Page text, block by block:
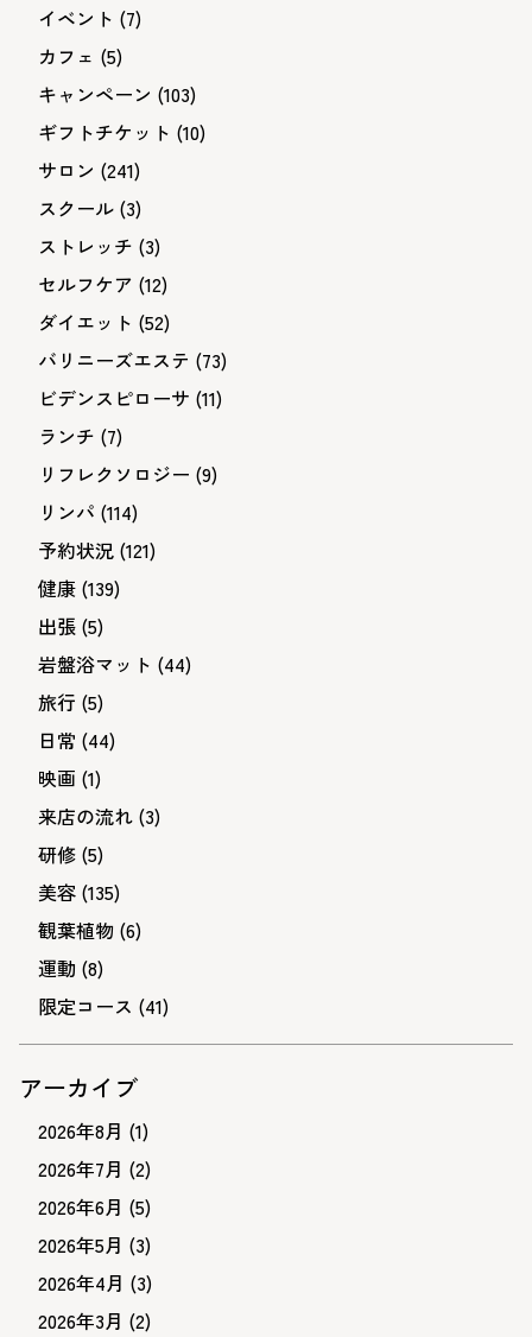
イベント (7)
カフェ (5)
キャンペーン (103)
ギフトチケット (10)
サロン (241)
スクール (3)
ストレッチ (3)
セルフケア (12)
ダイエット (52)
バリニーズエステ (73)
ビデンスピローサ (11)
ランチ (7)
リフレクソロジー (9)
リンパ (114)
予約状況 (121)
健康 (139)
出張 (5)
岩盤浴マット (44)
旅行 (5)
日常 (44)
映画 (1)
来店の流れ (3)
研修 (5)
美容 (135)
観葉植物 (6)
運動 (8)
限定コース (41)
アーカイブ
2026年8月 (1)
2026年7月 (2)
2026年6月 (5)
2026年5月 (3)
2026年4月 (3)
2026年3月 (2)